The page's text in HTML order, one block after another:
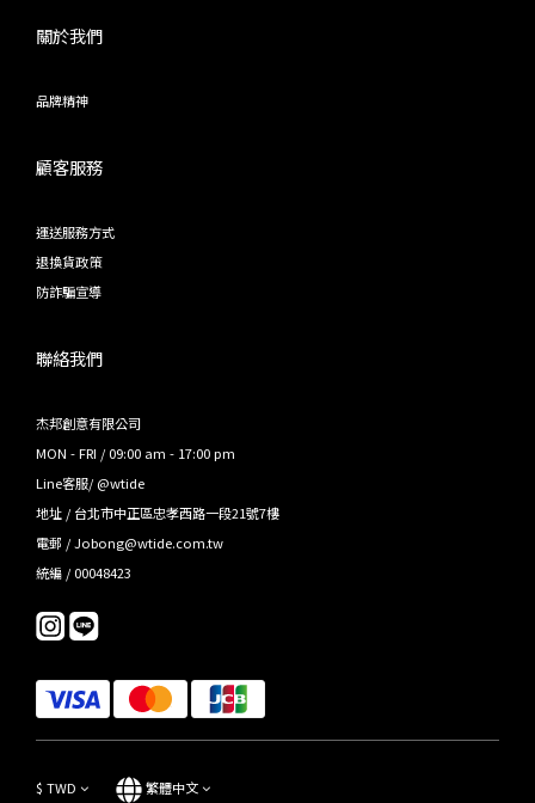
關於我們
品牌精神
顧客服務
運送服務方式
退換貨政策
防詐騙宣導
聯絡我們
杰邦創意有限公司
MON - FRI / 09:00 am - 17:00 pm
Line客服/ @wtide
地址 / 台北市中正區忠孝西路一段21號7樓
電郵 / Jobong@wtide.com.tw
統編 / 00048423
$ TWD 繁體中文